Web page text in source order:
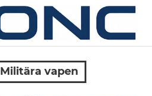
Militära vapen